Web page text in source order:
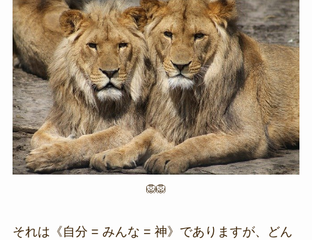
🦁🦁
それは《自分 = みんな = 神》でありますが、どん